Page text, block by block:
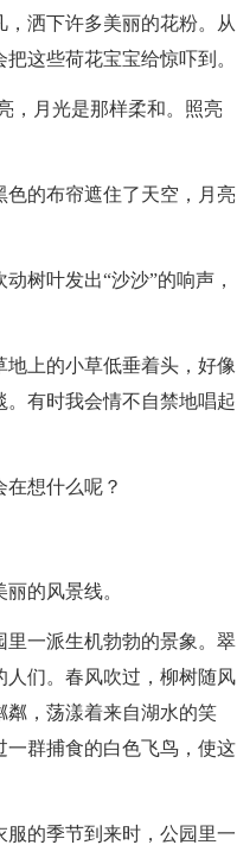
洒下许多美丽的花粉。从
这些荷花宝宝给惊吓到。
，月光是那样柔和。照亮
的布帘遮住了天空，月亮
树叶发出“沙沙”的响声，
上的小草低垂着头，好像
有时我会情不自禁地唱起
想什么呢？
的风景线。
一派生机勃勃的景象。翠
们。春风吹过，柳树随风
，荡漾着来自湖水的笑
群捕食的白色飞鸟，使这
的季节到来时，公园里一